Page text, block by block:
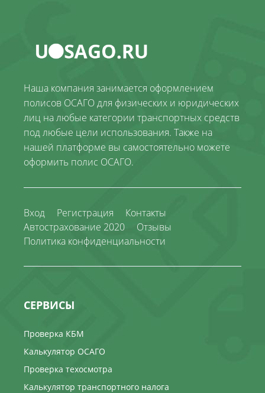
Наша компания занимается оформлением
полисов ОСАГО для физических и юридических
лиц на любые категории транспортных средств
под любые цели использования. Также на
нашей платформе вы самостоятельно можете
оформить полис ОСАГО.
Вход Регистрация
Контакты
Автострахование 2020
Отзывы
Политика конфиденциальности
СЕРВИСЫ
Проверка КБМ
Калькулятор ОСАГО
Проверка техосмотра
Калькулятор транспортного налога